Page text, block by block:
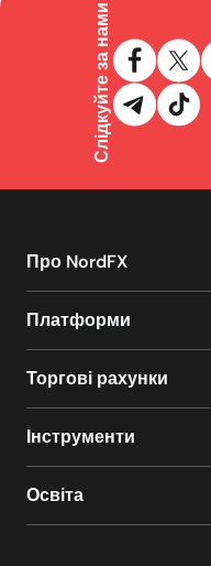
Слідкуйте за нами
Про NordFX
Платформи
Торгові рахунки
Інструменти
Освіта